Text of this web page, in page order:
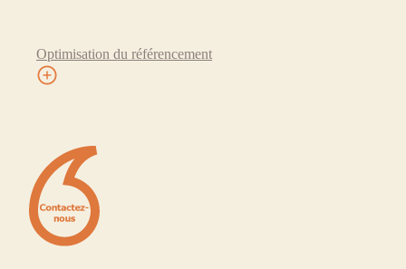
Optimisation du référencement